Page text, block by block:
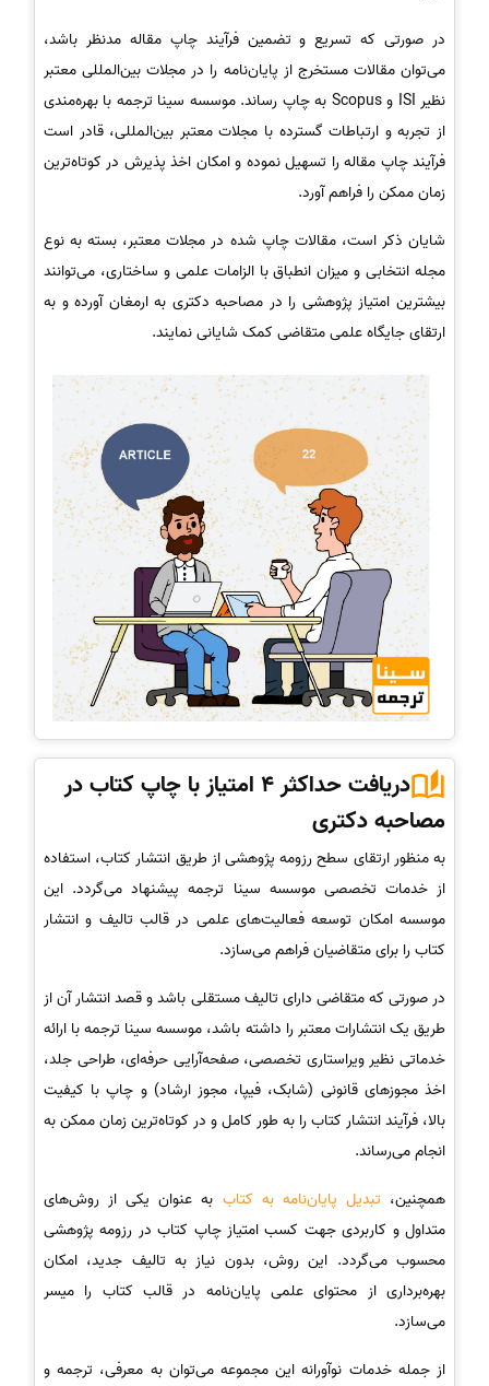
در صورتی که تسریع و تضمین فرآیند چاپ مقاله مدنظر باشد،
می‌توان مقالات مستخرج از پایان‌نامه را در مجلات بین‌المللی معتبر
نظیر ISI و Scopus به چاپ رساند. موسسه سینا ترجمه با بهره‌مندی
از تجربه و ارتباطات گسترده با مجلات معتبر بین‌المللی، قادر است
فرآیند چاپ مقاله را تسهیل نموده و امکان اخذ پذیرش در کوتاه‌ترین
زمان ممکن را فراهم آورد.
شایان ذکر است، مقالات چاپ شده در مجلات معتبر، بسته به نوع
مجله انتخابی و میزان انطباق با الزامات علمی و ساختاری، می‌توانند
بیشترین امتیاز پژوهشی را در مصاحبه دکتری به ارمغان آورده و به
ارتقای جایگاه علمی متقاضی کمک شایانی نمایند.
دریافت حداکثر 4 امتیاز با چاپ کتاب در
مصاحبه دکتری
به منظور ارتقای سطح رزومه پژوهشی از طریق انتشار کتاب، استفاده
از خدمات تخصصی موسسه سینا ترجمه پیشنهاد می‌گردد. این
موسسه امکان توسعه فعالیت‌های علمی در قالب تالیف و انتشار
کتاب را برای متقاضیان فراهم می‌سازد.
در صورتی که متقاضی دارای تالیف مستقلی باشد و قصد انتشار آن از
طریق یک انتشارات معتبر را داشته باشد، موسسه سینا ترجمه با ارائه
خدماتی نظیر ویراستاری تخصصی، صفحه‌آرایی حرفه‌ای، طراحی جلد،
اخذ مجوزهای قانونی (شابک، فیپا، مجوز ارشاد) و چاپ با کیفیت
بالا، فرآیند انتشار کتاب را به طور کامل و در کوتاه‌ترین زمان ممکن به
انجام می‌رساند.
همچنین، تبدیل پایان‌نامه به کتاب به عنوان یکی از روش‌های
متداول و کاربردی جهت کسب امتیاز چاپ کتاب در رزومه پژوهشی
محسوب می‌گردد. این روش، بدون نیاز به تالیف جدید، امکان
بهره‌برداری از محتوای علمی پایان‌نامه در قالب کتاب را میسر
می‌سازد.
از جمله خدمات نوآورانه این مجموعه می‌توان به معرفی، ترجمه و